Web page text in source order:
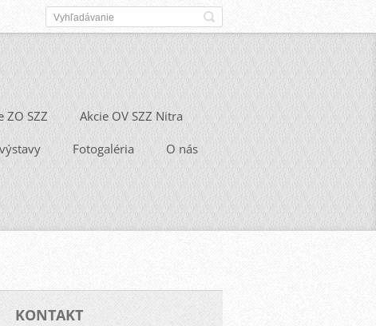
ZO SZZ Akcie OV SZZ Nitra
Fotogaléria O nás
KONTAKT